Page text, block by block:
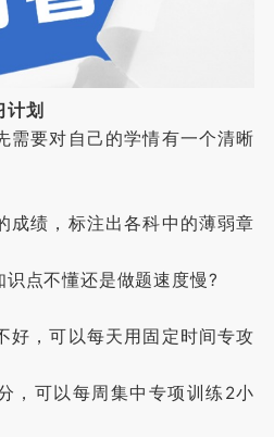
计划
要对自己的学情有一个清晰
绩，标注出各科中的薄弱章
点不懂还是做题速度慢?
，可以每天用固定时间专攻
可以每周集中专项训练2小